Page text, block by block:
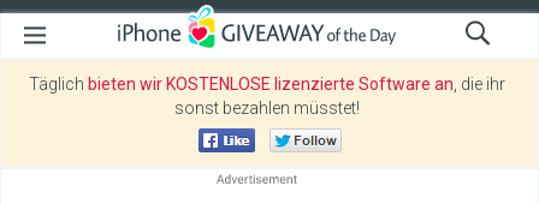
Täglich bieten wir KOSTENLOSE lizenzierte Software an , die ihr
sonst bezahlen müsstet!